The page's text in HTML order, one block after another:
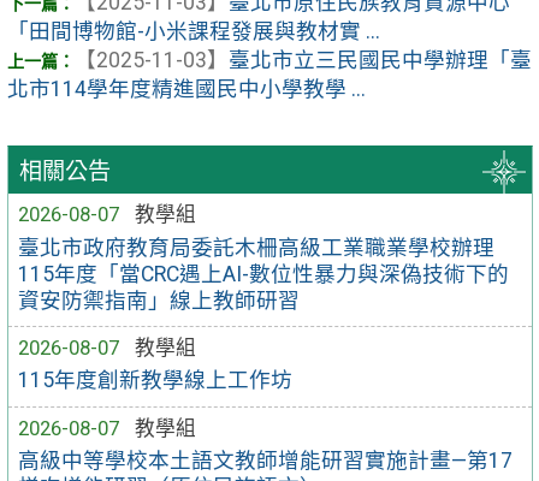
相關公告
2026-08-07
教學組
臺北市政府教育局委託木柵高級工業職業學校辦理
115年度「當CRC遇上AI-數位性暴力與深偽技術下的
資安防禦指南」線上教師研習
2026-08-07
教學組
115年度創新教學線上工作坊
2026-08-07
教學組
高級中等學校本土語文教師增能研習實施計畫—第17
「田間博物館-小米課程發展與教材實 ...
【2025-11-03】 臺北市立三民國民中學辦理「臺
北市114學年度精進國民中小學教學 ...